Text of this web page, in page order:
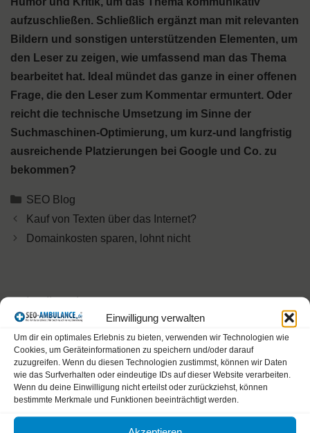
Einwilligung verwalten
Um dir ein optimales Erlebnis zu bieten, verwenden wir Technologien wie
Cookies, um Geräteinformationen zu speichern und/oder darauf
zuzugreifen. Wenn du diesen Technologien zustimmst, können wir Daten
wie das Surfverhalten oder eindeutige IDs auf dieser Website verarbeiten.
Wenn du deine Einwilligung nicht erteilst oder zurückziehst, können
bestimmte Merkmale und Funktionen beeinträchtigt werden.
aufzuschließen. Schließlich ergänzt man mit relevanten
Bildern und sonstigen unterstützenden Elementen, um
den Leser zu zeigen, wie umfassend man das Thema
bearbeitet hat. Ideal mündet das ganze in einer offenen
Frage, die den Leser zum Kommentar ermuntert. Oder
reicht die technische Umsetzung im Sinne der
Suchmaschinen-Optimierung, um kurz-und langfristig
ausreichende Platzierungen bei Google und Co. zu
bekommen?
Kategorien
SEO Blog
Kauf von Texten über das Internet?
Domainkosten sparen, lohnt nicht
Schreibe einen Kommentar
Kommentar